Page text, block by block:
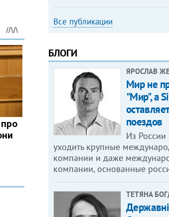
Все публикации
БЛОГИ
ЯРОСЛАВ
Мир не
"Мир", а
поездов
Из
уходить крупные
компании и даже
компании, основанные
ТЕТЯНА